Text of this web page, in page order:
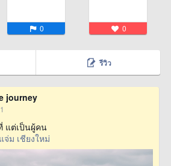
0 0
รีวิว
journey
แต่เป็นผู้คน
ม เชียงใหม่